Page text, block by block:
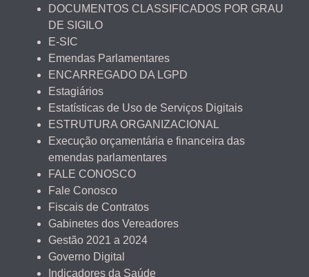
DOCUMENTOS CLASSIFICADOS POR GRAU
DE SIGILO
E-SIC
Emendas Parlamentares
ENCARREGADO DA LGPD
Estagiários
Estatísticas de Uso de Serviços Digitais
ESTRUTURA ORGANIZACIONAL
Execução orçamentária e financeira das
emendas parlamentares
FALE CONOSCO
Fale Conosco
Fiscais de Contratos
Gabinetes dos Vereadores
Gestão 2021 a 2024
Governo Digital
Indicadores da Saúde